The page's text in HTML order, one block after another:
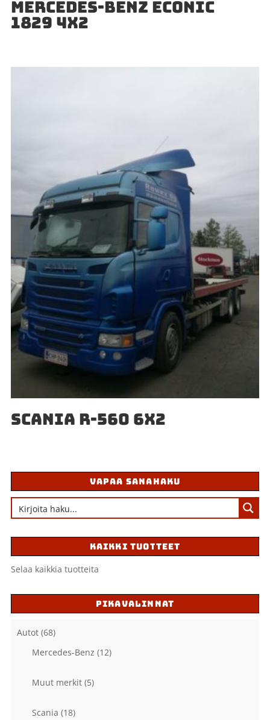
MERCEDES-BENZ ECONIC
1829 4X2
SCANIA R-560 6X2
VAPAA SANAHAKU
KAIKKI TUOTTEET
Selaa kaikkia tuotteita
PIKAVALINNAT
Autot (68)
Mercedes-Benz (12)
Muut merkit (5)
Scania (18)